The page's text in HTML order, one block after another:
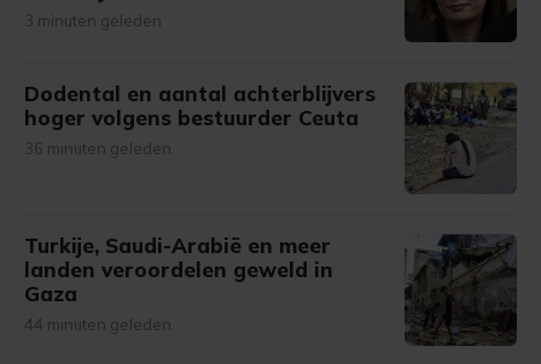
3 minuten geleden
Dodental en aantal achterblijvers
hoger volgens bestuurder Ceuta
36 minuten geleden
Turkije, Saudi-Arabië en meer
landen veroordelen geweld in
Gaza
44 minuten geleden